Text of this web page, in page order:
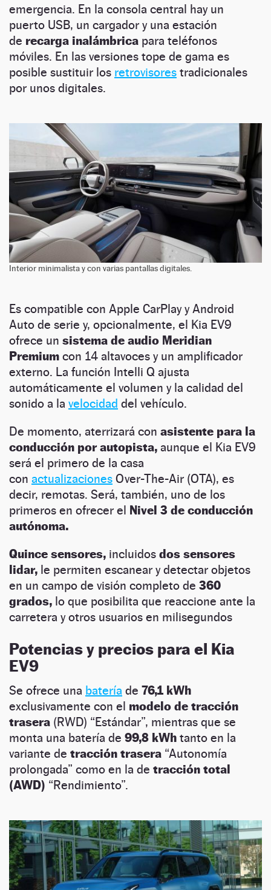
emergencia. En la consola central hay un
puerto USB, un cargador y una estación
de recarga inalámbrica para teléfonos
móviles. En las versiones tope de gama es
posible sustituir los retrovisores tradicionales
por unos digitales.
Interior minimalista y con varias pantallas digitales.
Es compatible con Apple CarPlay y Android
Auto de serie y, opcionalmente, el Kia EV9
ofrece un sistema de audio Meridian
Premium con 14 altavoces y un amplificador
externo. La función Intelli Q ajusta
automáticamente el volumen y la calidad del
sonido a la velocidad del vehículo.
De momento, aterrizará con asistente para la
conducción por autopista, aunque el Kia EV9
será el primero de la casa
con actualizaciones Over-The-Air (OTA), es
decir, remotas. Será, también, uno de los
primeros en ofrecer el Nivel 3 de conducción
autónoma.
Quince sensores, incluidos dos sensores
lidar, le permiten escanear y detectar objetos
en un campo de visión completo de 360
grados, lo que posibilita que reaccione ante la
carretera y otros usuarios en milisegundos
Potencias y precios para el Kia
EV9
Se ofrece una batería de 76,1 kWh
exclusivamente con el modelo de tracción
trasera (RWD) “Estándar”, mientras que se
monta una batería de 99,8 kWh tanto en la
variante de tracción trasera “Autonomía
prolongada” como en la de tracción total
(AWD) “Rendimiento”.